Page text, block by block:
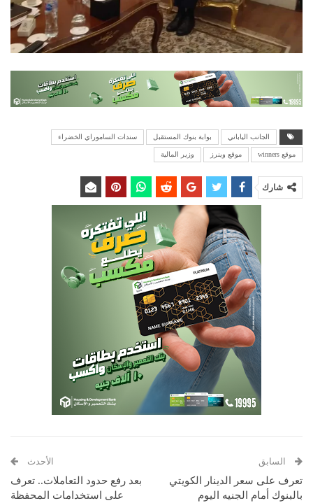
الجانب الياباني بوابة بنوك المستقبل سندات الساموراي الخضراء
موقع winners موقع وينرز وزير المالية
شارك
السابق
تعرف على سعر الدينار الكويتي
بالبنوك أمام الجنيه اليوم
الأحدث
بعد رفع حدود التعاملات.. تعرف
على استخدامات المحفظة